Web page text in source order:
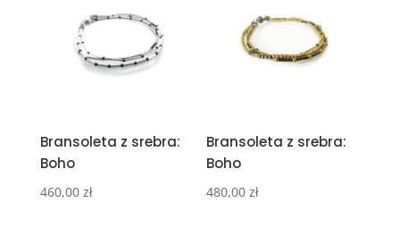
Bransoleta z srebra:
Boho
460,00 zł
Bransoleta z srebra:
Boho
480,00zł